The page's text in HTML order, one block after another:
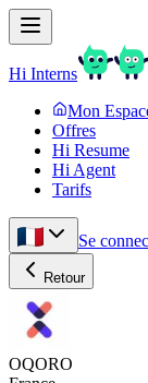
Hi Interns
Mon
Offres
Hi Resume
Hi Agent
Tarifs
Se
Retour
OQORO